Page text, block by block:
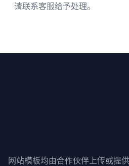
请联系客服给予处理。
网站模板均由合作伙伴上传或提